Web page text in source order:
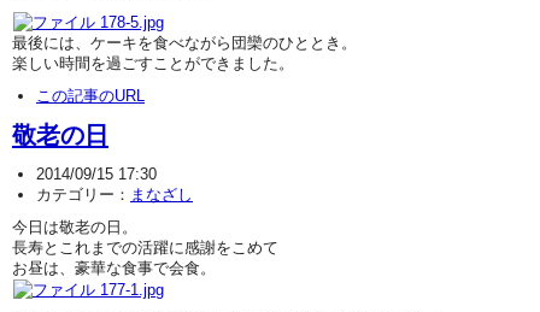
最後には、ケーキを食べながら団欒のひととき。
楽しい時間を過ごすことができました。
この記事のURL
敬老の日
2014/09/15 17:30
カテゴリー： まなざし
今日は敬老の日。
長寿とこれまでの活躍に感謝をこめて
お昼は、豪華な食事で会食。